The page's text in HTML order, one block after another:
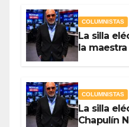
COLUMNISTAS
La silla
la
COLUMNISTAS
La silla
Chapulín